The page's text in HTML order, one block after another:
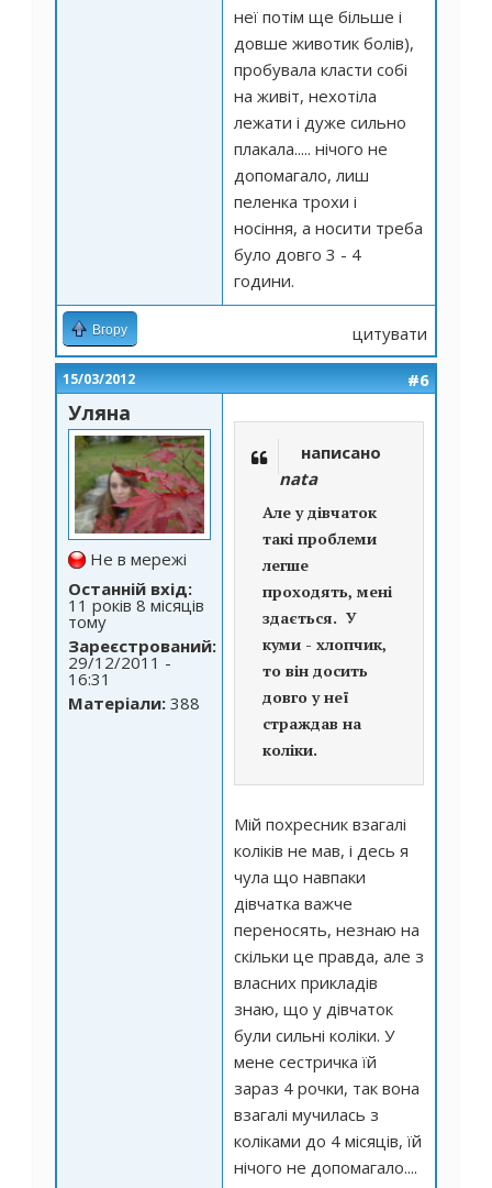
неї потім ще більше і
довше животик болів),
пробувала класти собі
на живіт, нехотіла
лежати і дуже сильно
плакала..... нічого не
допомагало, лиш
пеленка трохи і
носіння, а носити треба
було довго 3 - 4
години.
Вгору цитувати
15/03/2012 #6
Уляна
Не в мережі
Останній вхід:
11 років 8 місяців
тому
Зареєстрований:
29/12/2011 -
16:31
Матеріали: 388
написано
nata
Але у дівчаток
такі проблеми
легше
проходять, мені
здається. У
куми - хлопчик,
то він досить
довго у неї
страждав на
коліки.
Мій похресник взагалі
коліків не мав, і десь я
чула що навпаки
дівчатка важче
переносять, незнаю на
скільки це правда, але з
власних прикладів
знаю, що у дівчаток
були сильні коліки. У
мене сестричка їй
зараз 4 рочки, так вона
взагалі мучилась з
коліками до 4 місяців, їй
нічого не допомагало....